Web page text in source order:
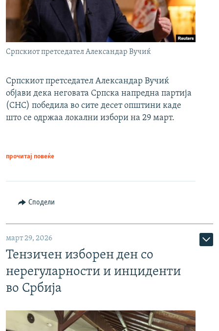
Српскиот претседател Александар Вучиќ
Српскиот претседател Александар Вучиќ
објави дека неговата Српска напредна партија
(СНС) победила во сите десет општини каде
што се одржаа локални избори на 29 март.
прочитај повеќе
Сподели
март 29, 2026
Тензичен изборен ден со
нерегуларности и инциденти
во Србија